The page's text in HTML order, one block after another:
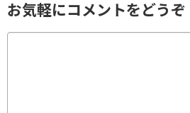
お気軽にコメントをどうぞ